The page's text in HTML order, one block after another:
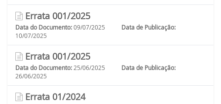
Errata 001/2025
Data do Documento: 09/07/2025
Data de Publicação:
10/07/2025
Errata 001/2025
Data do Documento: 25/06/2025
Data de Publicação:
26/06/2025
Errata 01/2024